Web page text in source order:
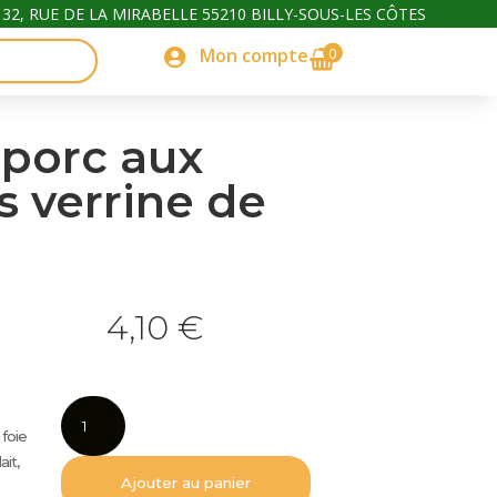
32, RUE DE LA MIRABELLE 55210 BILLY-SOUS-LES CÔTES
0
 Mon compte
aux
verrine de
foie
4,10 €
quantité
de
Terrine
Ajouter au panier